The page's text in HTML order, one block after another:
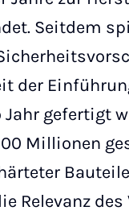
Seitdem
der
gefertigt
Millionen
Relevanz